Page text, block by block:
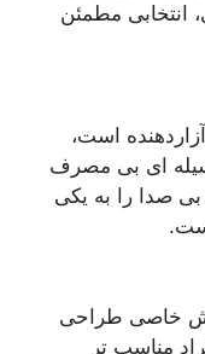
انتخابی مطمئن
است،
ای بی مصرف
صدا را به یکی
خاصی طراحی
مناسب تر